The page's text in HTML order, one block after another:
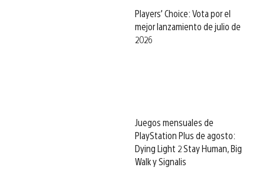
Players’ Choice: Vota por el
mejor lanzamiento de julio de
2026
Juegos mensuales de
PlayStation Plus de agosto:
Dying Light 2 Stay Human, Big
Walk y Signalis